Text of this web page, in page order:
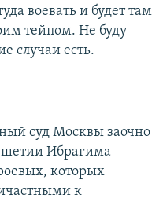
воевать и будет там
тейпом. Не буду
случаи есть.
суд Москвы заочно
Ибрагима
которых
к